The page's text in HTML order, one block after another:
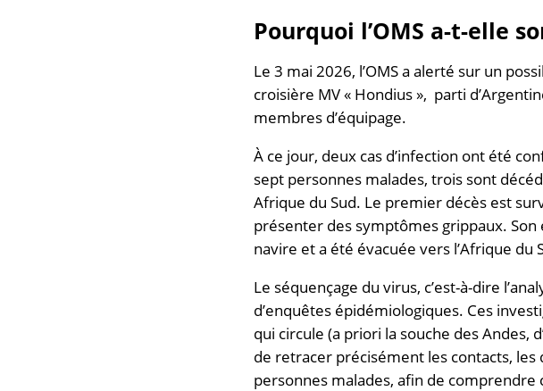
Pourquoi l’OMS a-t-elle
Le 3 mai 2026, l’OMS a alerté sur un
croisière MV « Hondius », parti
membres d’équipage.
À ce jour, deux cas d’infection ont été
sept personnes malades, trois sont
Afrique du Sud. Le premier décès est
présenter des symptômes grippaux.
navire et a été évacuée vers l’Afrique du
Le séquençage du virus, c’est-à-dire
d’enquêtes épidémiologiques. Ces
qui circule (a priori la souche des Andes,
de retracer précisément les contacts, les
personnes malades, afin de